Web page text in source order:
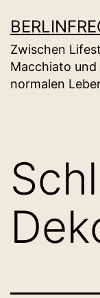
Inhalt
springen
Zwischen
Macchiato und
normalen